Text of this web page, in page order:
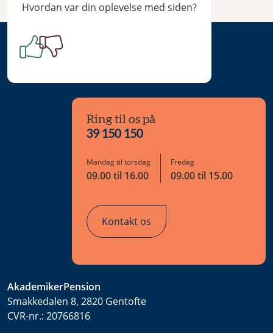
Hvordan var din oplevelse med siden?
Ring til os på
39 150 150
Mandag til torsdag
09.00 til 16.00
Fredag
09.00 til 15.00
Kontakt os
AkademikerPension
Smakkedalen 8, 2820 Gentofte
CVR-nr.: 20766816